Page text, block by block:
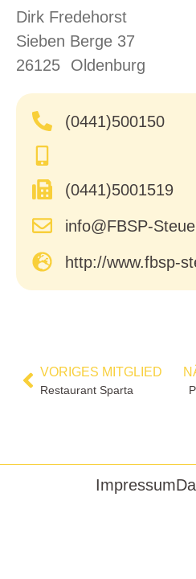
Dirk Fredehorst
Sieben Berge 37
26125
Oldenburg
(0441)500150
(0441)5001519
info@FBSP-
http://www.fbsp-
VORIGES MITGLIED
Restaurant Sparta
Impressum